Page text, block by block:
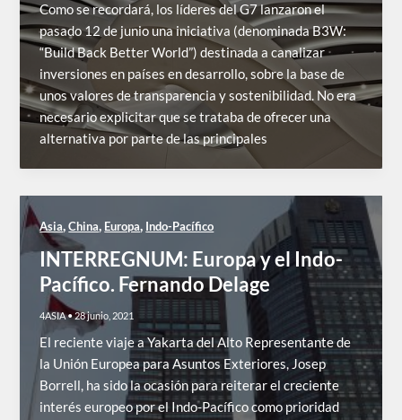
Como se recordará, los líderes del G7 lanzaron el
pasado 12 de junio una iniciativa (denominada B3W:
“Build Back Better World”) destinada a canalizar
inversiones en países en desarrollo, sobre la base de
unos valores de transparencia y sostenibilidad. No era
necesario explicitar que se trataba de ofrecer una
alternativa por parte de las principales
Asia,China, Europa, Indo-Pacífico
INTERREGNUM: Europa y el Indo-
Pacífico. Fernando Delage
4ASIA•28 junio, 2021
El reciente viaje a Yakarta del Alto Representante de
la Unión Europea para Asuntos Exteriores, Josep
Borrell, ha sido la ocasión para reiterar el creciente
interés europeo por el Indo-Pacífico como prioridad